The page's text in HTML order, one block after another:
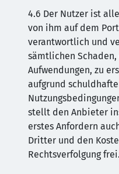
4.6 Der Nutzer ist
von ihm auf dem
verantwortlich und
sämtlichen
Aufwendungen, zu
aufgrund
stellt den Anbieter
erstes Anfordern
Dritter und den
Rechtsverfolgung frei.